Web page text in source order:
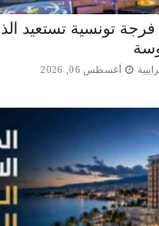
فرجة تونسية تستعيد
أغسطس 06, 2026